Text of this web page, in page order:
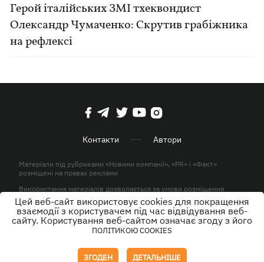
Герой італійських ЗМІ тхеквондист
Олександр Чумаченко: Скрутив грабіжника
на рефлексі
Контакти Автори
Матеріали під рубриками «Новини компанії», «PR» і «Факт»
розміщені на правах реклами
Використання матеріалів дозволяється за умови розміщення
активного гіперпосилання на KP.UA в першому абзаці.
© ТОВ «ЮЛАВ МЕДІА» 2026. Всі права захищені.
Цей веб-сайт використовує cookies для покращення
взаємодії з користувачем під час відвідування веб-
сайту. Користування веб-сайтом означає згоду з його
ПОЛІТИКОЮ COOKIES
ЗГОДЕН ДЕТАЛЬНІШЕ